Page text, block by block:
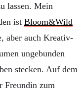
lassen. Mein
ist Bloom&Wild
aber auch Kreativ-
ungebunden
stecken. Auf dem
Freundin zum